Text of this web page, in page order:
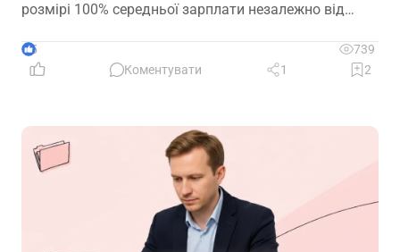
розмірі 100% середньої зарплати незалежно від
працівники втратили право на 100% оплати
лікарняного у 2026 році. Деталі – у роз’ясненні ПФУ
5
739
Коментувати
1 2